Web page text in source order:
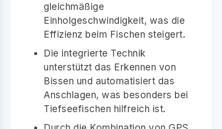
gleichmäßige
Einholgeschwindigkeit, was die
Effizienz beim Fischen steigert.
Die integrierte Technik
unterstützt das Erkennen von
Bissen und automatisiert das
Anschlagen, was besonders bei
Tiefseefischen hilfreich ist.